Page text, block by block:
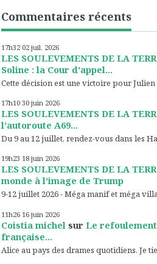
Commentaires récents
17h32 02 juil. 2026
LES SOULEVEMENTS DE LA
Soline : la Cour d'appel...
Cette décision est une victoire pour Julien
17h10 30 juin 2026
LES SOULEVEMENTS DE LA
l’autoroute A69...
Du 9 au 12 juillet, rendez-vous dans les
19h23 18 juin 2026
LES SOULEVEMENTS DE LA
monde à l’image de Trump
9-12 juillet 2026 - Méga manif et méga
11h26 16 juin 2026
Coistia michel sur Le
française...
Alice au pays des drames quotidiens. Je